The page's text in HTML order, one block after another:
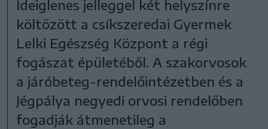
Ideiglenes jelleggel két helyszínre
költözött a csíkszeredai Gyermek
Lelki Egészség Központ a régi
fogászat épületéből. A szakorvosok
a járóbeteg-rendelőintézetben és a
Jégpálya negyedi orvosi rendelőben
fogadják átmenetileg a